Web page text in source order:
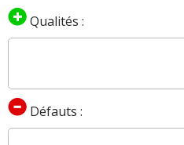
Qualités :
Défauts :